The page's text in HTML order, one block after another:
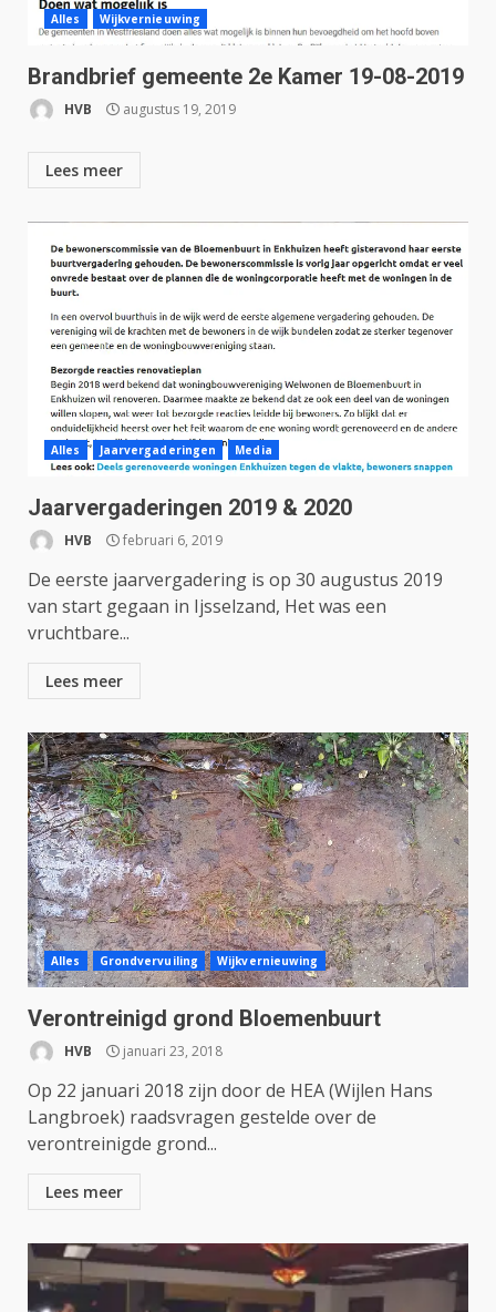
Alles Wijkvernieuwing
Brandbrief gemeente 2e Kamer 19-08-2019
HVB augustus 19, 2019
Lees meer
Alles Jaarvergaderingen Media
Jaarvergaderingen 2019 & 2020
HVB februari 6, 2019
De eerste jaarvergadering is op 30 augustus 2019
van start gegaan in Ijsselzand, Het was een
vruchtbare...
Lees meer
Alles Grondvervuiling Wijkvernieuwing
Verontreinigd grond Bloemenbuurt
HVB januari 23, 2018
Op 22 januari 2018 zijn door de HEA (Wijlen Hans
Langbroek) raadsvragen gestelde over de
verontreinigde grond...
Lees meer